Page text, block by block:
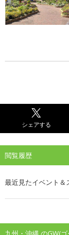
シェアする
閲覧履歴
最近見たイベント＆